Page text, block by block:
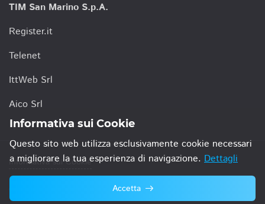
TIM San Marino S.p.A.
Register.it
Telenet
IttWeb Srl
Aico Srl
Informativa sui Cookie
© 2021 TIM San Marino S.p.A.
Informativa sui Cookie
Questo sito web utilizza esclusivamente cookie necessari
a migliorare la tua esperienza di navigazione. Dettagli
Accetta